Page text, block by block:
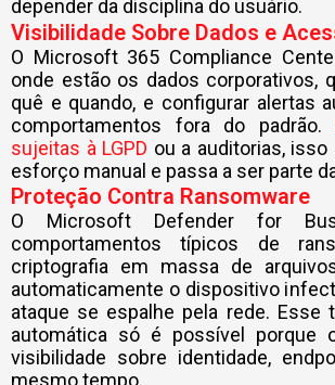
depender da disciplina do usuário.
Visibilidade Sobre Dados e
O Microsoft 365 Compliance
onde estão os dados corporativos,
quê e quando, e configurar alertas
comportamentos fora do padrão.
sujeitas à LGPD ou a auditorias,
esforço manual e passa a ser parte
Proteção Contra Ransomware
O Microsoft Defender for
comportamentos típicos de
criptografia em massa de
automaticamente o dispositivo
ataque se espalhe pela rede. Esse
automática só é possível porque
visibilidade sobre identidade,
mesmo tempo.